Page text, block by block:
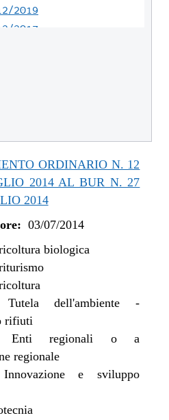
2019
2017
2017
2016
ORDINARIO N. 12
2014 AL BUR N. 27
2014
03/07/2014
biologica
Tutela dell'ambiente -
rifiuti
Enti regionali o a
regionale
Innovazione e sviluppo